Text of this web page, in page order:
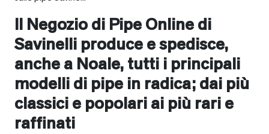
Il Negozio di Pipe Online di
Savinelli produce e spedisce,
anche a Noale, tutti i principali
modelli di pipe in radica; dai più
classici e popolari ai più rari e
raffinati